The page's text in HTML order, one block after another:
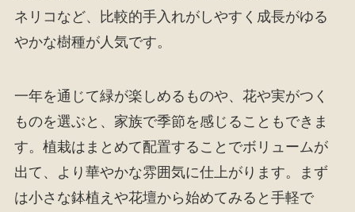
ネリコなど、比較的手入れがしやすく成長がゆる
やかな樹種が人気です。
一年を通じて緑が楽しめるものや、花や実がつく
ものを選ぶと、家族で季節を感じることもできま
す。植栽はまとめて配置することでボリュームが
出て、より華やかな雰囲気に仕上がります。まず
は小さな鉢植えや花壇から始めてみると手軽で